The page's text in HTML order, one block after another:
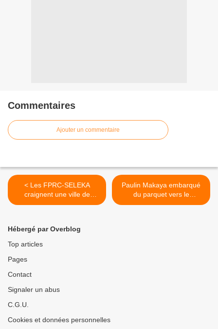
Commentaires
Ajouter un commentaire
< Les FPRC-SELEKA
craignent une ville de
Bangui à "feu et à sang"
Paulin Makaya embarqué
du parquet vers le
commissariat central >
Hébergé par Overblog
Top articles
Pages
Contact
Signaler un abus
C.G.U.
Cookies et données personnelles